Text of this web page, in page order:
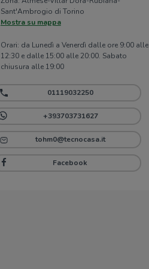
Sant'Ambrogio di Torino
Mostra su mappa
Orari: da Lunedì a Venerdì dalle ore 9:00 alle
12:30 e dalle 15:00 alle 20:00. Sabato
chiusura alle 19:00
01119032250
+393703731627
tohm0@tecnocasa.it
Facebook